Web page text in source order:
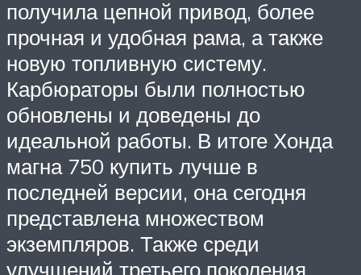
получила цепной привод, более
прочная и удобная рама, а также
новую топливную систему.
Карбюраторы были полностью
обновлены и доведены до
идеальной работы. В итоге Хонда
магна 750 купить лучше в
последней версии, она сегодня
представлена множеством
экземпляров. Также среди
улучшений третьего поколения